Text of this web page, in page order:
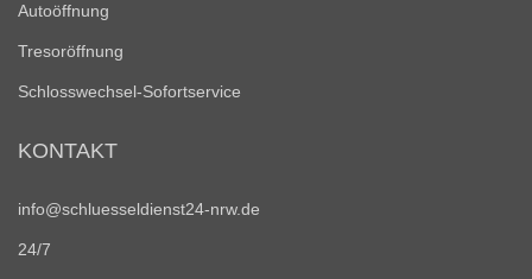
Autoöffnung
Tresoröffnung
Schlosswechsel-Sofortservice
KONTAKT
info@schluesseldienst24-nrw.de
24/7